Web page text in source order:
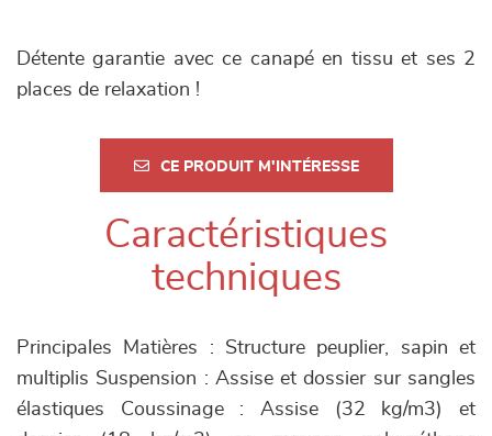
Détente garantie avec ce canapé en tissu et ses 2
places de relaxation !
CE PRODUIT M'INTÉRESSE
Caractéristiques
techniques
Principales Matières : Structure peuplier, sapin et
multiplis Suspension : Assise et dossier sur sangles
élastiques Coussinage : Assise (32 kg/m3) et